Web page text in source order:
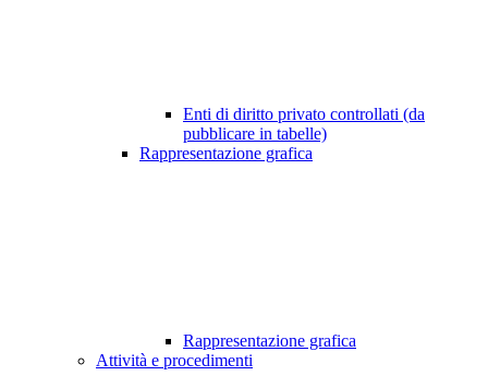
Enti di diritto privato controllati (da
pubblicare in tabelle)
Rappresentazione grafica
Rappresentazione grafica
Attività e procedimenti